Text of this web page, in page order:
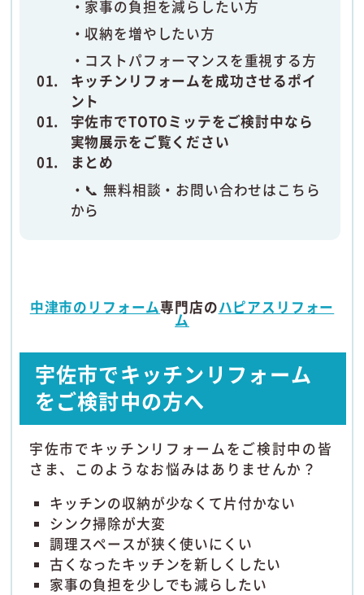
家事の負担を減らしたい方
収納を増やしたい方
コストパフォーマンスを重視する方
キッチンリフォームを成功させるポイ
ント
宇佐市でTOTOミッテをご検討中なら
実物展示をご覧ください
まとめ
📞 無料相談・お問い合わせはこちら
から
中津市のリフォーム専門店のハピアスリフォー
ム
宇佐市でキッチンリフォーム
をご検討中の方へ
宇佐市でキッチンリフォームをご検討中の皆
さま、このようなお悩みはありませんか？
キッチンの収納が少なくて片付かない
シンク掃除が大変
調理スペースが狭く使いにくい
古くなったキッチンを新しくしたい
家事の負担を少しでも減らしたい